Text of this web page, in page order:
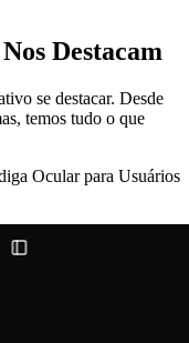
Destacam
se destacar. Desde
temos tudo o que
Ocular para Usuários